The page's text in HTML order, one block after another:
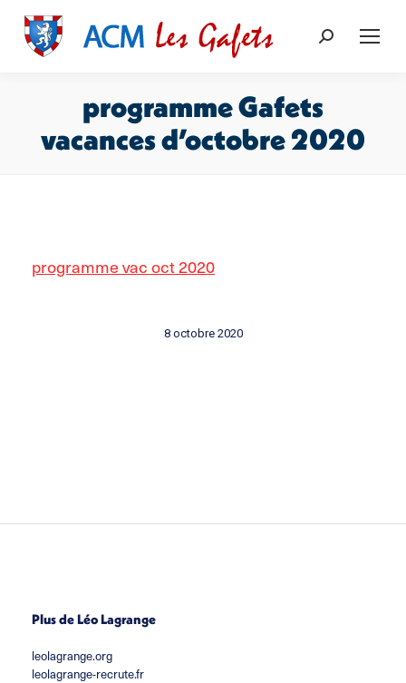
Recherche
programme Gafets
vacances d’octobre 2020
programme vac oct 2020
8 octobre 2020
Plus de Léo Lagrange
leolagrange.org
leolagrange-recrute.fr